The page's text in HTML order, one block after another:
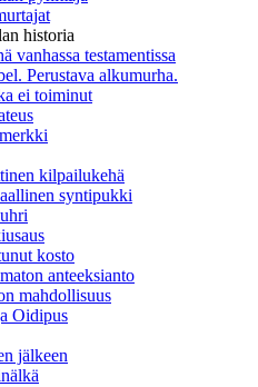
historia
vanhassa testamentissa
Perustava alkumurha.
ei toiminut
kilpailukehä
syntipukki
kosto
anteeksianto
mahdollisuus
Oidipus
jälkeen